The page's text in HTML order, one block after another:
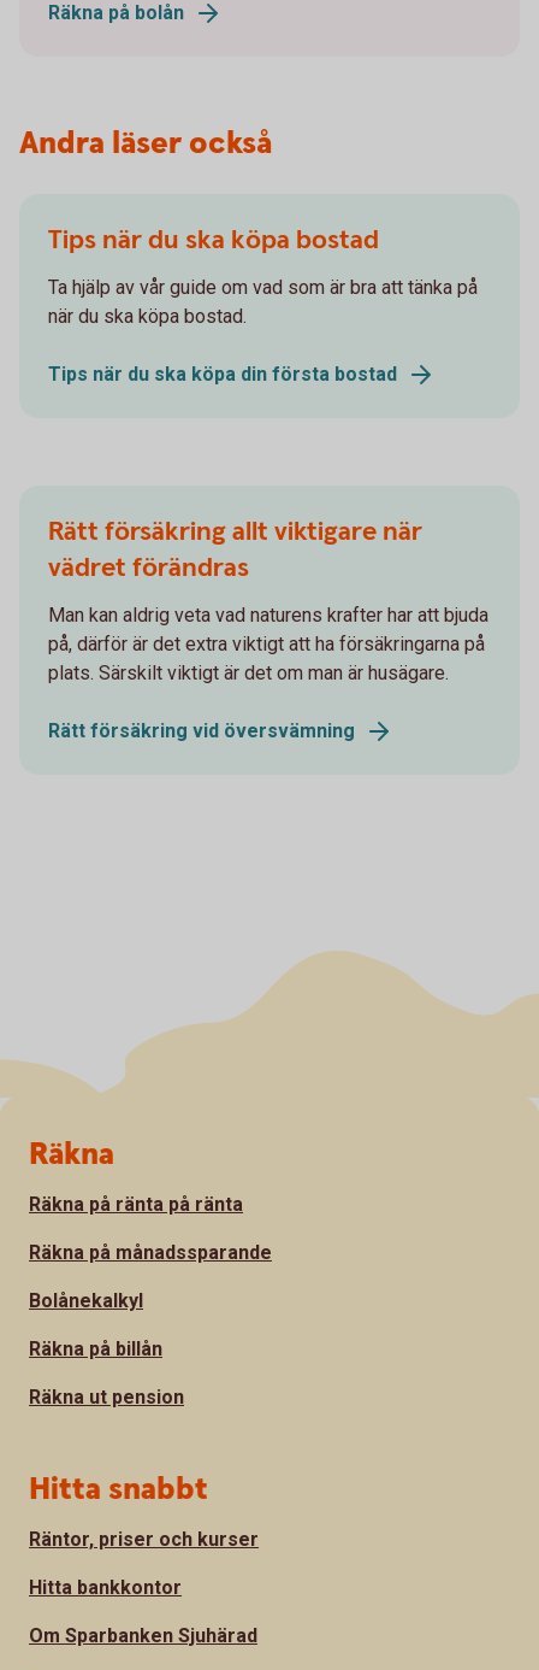
Räkna på bolån
Andra läser också
Tips när du ska köpa bostad
Ta hjälp av vår guide om vad som är bra att tänka på
när du ska köpa bostad.
Tips när du ska köpa din första bostad
Rätt försäkring allt viktigare när
vädret förändras
Man kan aldrig veta vad naturens krafter har att bjuda
på, därför är det extra viktigt att ha försäkringarna på
plats. Särskilt viktigt är det om man är husägare.
Rätt försäkring vid översvämning
Sidfot
Räkna
Räkna på ränta på ränta
Räkna på månadssparande
Bolånekalkyl
Räkna på billån
Räkna ut pension
Hitta snabbt
Räntor, priser och kurser
Hitta bankkontor
Om Sparbanken Sjuhärad